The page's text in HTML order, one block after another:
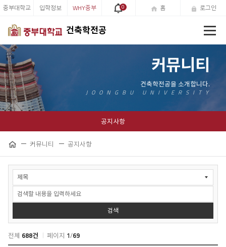
건축학전공
중부대학교 입학정보 WHY중부 0 홈 로그인
커뮤니티
공지사항
홈
커뮤니티 공지사항
유
하
공
항
색
검색
전체 688건 페이지 1/69